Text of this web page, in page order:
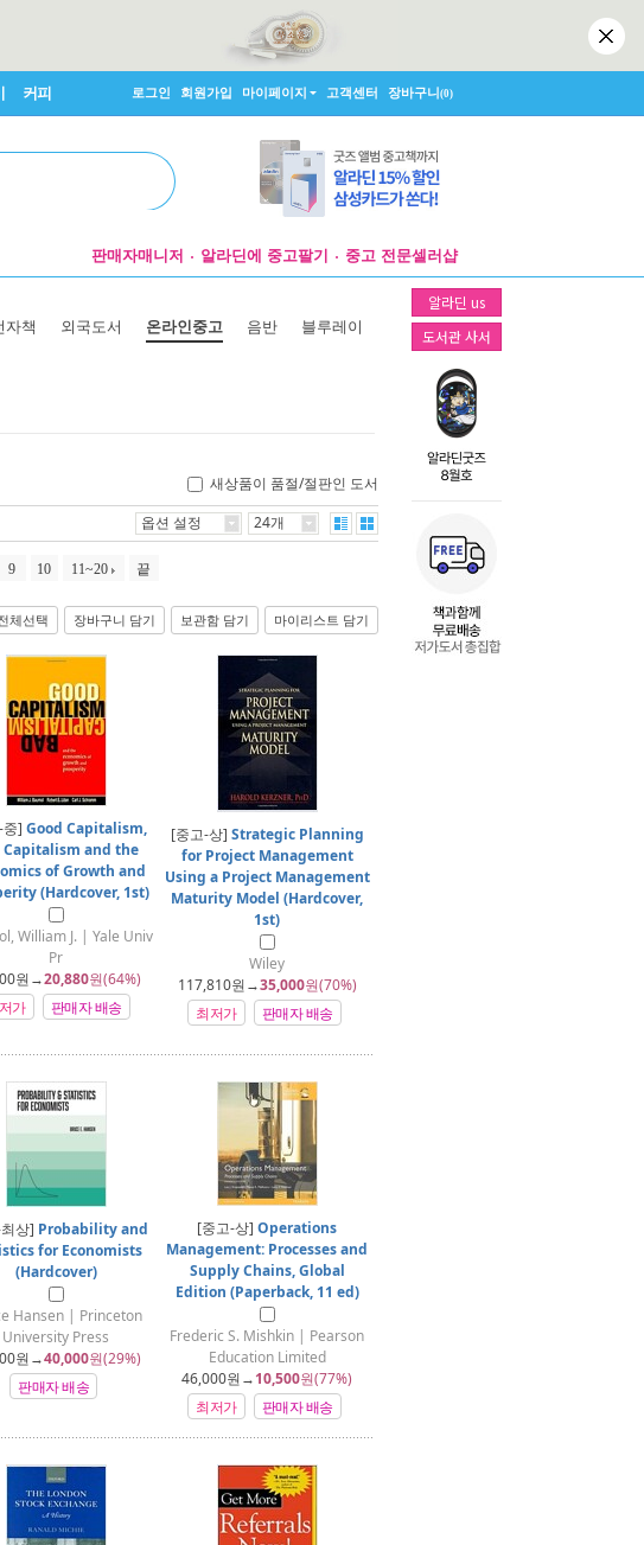
커피 로그인 회원가입 마이페이지 고객센터 장바구니(0)
판매자매니저 알라딘에 중고팔기 중고 전문셀러샵
알라딘 us
도서관 사서
자책 외국도서 온라인중고 음반 블루레이
새상품이 품절/절판인 도서
옵션 설정 24개
9 10 11~20 끝
체선택 장바구니 담기 보관함 담기 마이리스트 담기
중] Good Capitalism,
Capitalism and the
of Growth and
(Hardcover, 1st)
William J. | Yale Univ
Pr
원→20,880원(64%)
가
판매자 배송
[중고-상] Strategic Planning
for Project Management
Using a Project Management
Maturity Model (Hardcover,
1st)
Wiley
117,810원→35,000원(70%)
최저가
판매자 배송
상] Probability and
for Economists
(Hardcover)
Hansen | Princeton
University Press
원→40,000원(29%)
판매자 배송
[중고-상] Operations
Management: Processes and
Supply Chains, Global
Edition (Paperback, 11 ed)
Frederic S. Mishkin | Pearson
Education Limited
46,000원→10,500원(77%)
최저가
판매자 배송